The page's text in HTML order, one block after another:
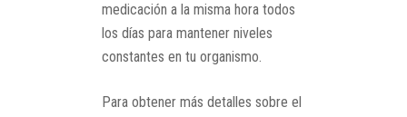
medicación a la misma hora todos
los días para mantener niveles
constantes en tu organismo.
Para obtener más detalles sobre el